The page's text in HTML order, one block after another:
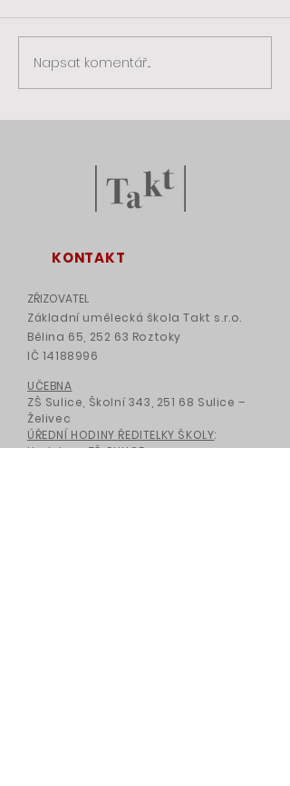
Napsat komentář...
KONTAKT
ZŘIZOVATEL
Základní umělecká škola Takt s.r.o.
Bělina 65, 252 63 Roztoky
IČ 14188996
UČEBNA
ZŠ Sulice, Školní 343, 251 68 Sulice –
Želivec
ÚŘEDNÍ HODINY ŘEDITELKY ŠKOLY:
Hudebna ZŠ SULICE,